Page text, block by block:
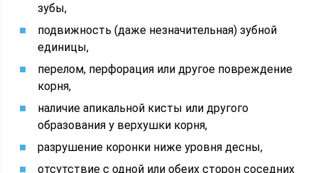
зубы,
подвижность (даже незначительная) зубной
единицы,
перелом, перфорация или другое повреждение
корня,
наличие апикальной кисты или другого
образования у верхушки корня,
разрушение коронки ниже уровня десны,
отсутствие с одной или обеих сторон соседних